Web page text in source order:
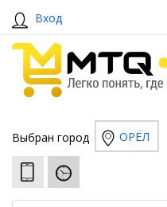
Вход
Выбран город ОРЁЛ